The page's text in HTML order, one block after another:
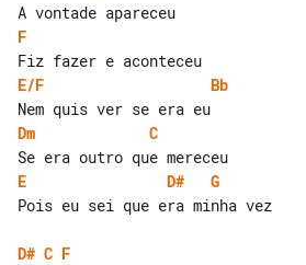
F
E/F
Bb
Dm
C
E
D#
G
Pois eu sei que era minha vez
D# C F